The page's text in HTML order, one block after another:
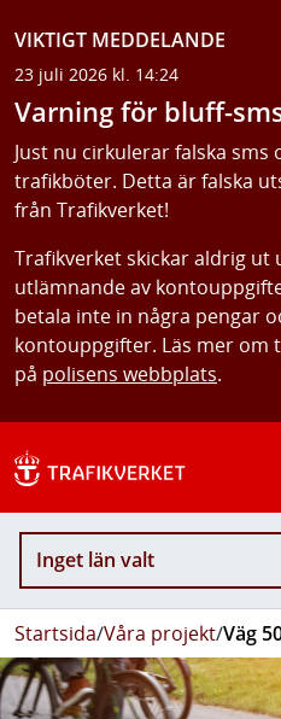
VIKTIGT MEDDELANDE
23 juli 2026 kl. 14:24
Varning för bluff-
Just nu cirkulerar falska sms
trafikböter. Detta är falska
från Trafikverket!
Trafikverket skickar aldrig ut
utlämnande av
betala inte in några pengar
kontouppgifter. Läs mer om
på polisens webbplats.
Inget län valt
Startsida/Våra projekt/Väg